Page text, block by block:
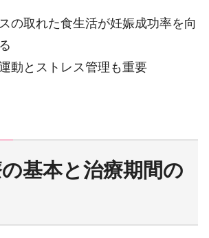
の取れた食生活が妊娠成功率を向
動とストレス管理も重要
基本と治療期間の